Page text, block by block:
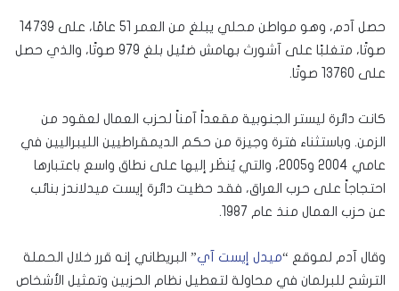
حصل آدم، وهو مواطن محلي يبلغ من العمر 51 عامًا، على 14739
صوتًا، متغلبًا على آشورث بهامش ضئيل بلغ 979 صوتًا، والذي حصل
على 13760 صوتًا.
كانت دائرة ليستر الجنوبية مقعداً آمناً لحزب العمال لعقود من
الزمن. وباستثناء فترة وجيزة من حكم الديمقراطيين الليبراليين في
عامي 2004 و2005، والتي يُنظَر إليها على نطاق واسع باعتبارها
احتجاجاً على حرب العراق، فقد حظيت دائرة إيست ميدلاندز بنائب
عن حزب العمال منذ عام 1987.
وقال آدم لموقع “ميدل إيست آي” البريطاني إنه قرر خلال الحملة
الترشح للبرلمان في محاولة لتعطيل نظام الحزبين وتمثيل الأشخاص